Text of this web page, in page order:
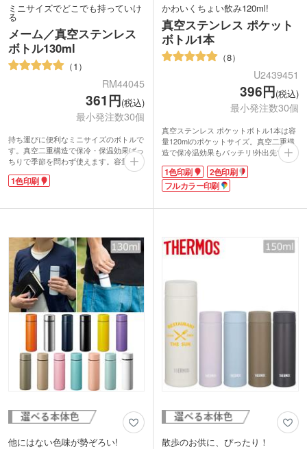
ミニサイズでどこでも持っていけ
る
メーム／真空ステンレス
ボトル130ml
1
RM44045
361円(税込)
最小発注数30個
持ち運びに便利なミニサイズのボトルで
す。真空二重構造で保冷・保温効果ばっ
ちりで季節を問わず使えます。容量約
130mlは、ミニサイズの缶コーヒー1本
分くらい。ランチのドリンク用やお散歩
すみカラーの3色を取り混ぜでお届け。
施設やイベントの来場特典などにいかが
でしょうか。
1色印刷
かわいくちょい飲み120ml!
真空ステンレス ポケット
ボトル1本
8
U2439451
396円(税込)
最小発注数30個
真空ステンレス ポケットボトル1本は容
量120mlのポケットサイズ。真空二重構
造で保冷温効果もバッチリ!外出先でも
小さめのバッグやポケットに収まるので
携帯に楽チン!シニアから若い女性層ま
プリ・お薬用に便利と話題沸騰です。パ
できちゃいますね。シンプルなブラッ
ク・ホワイト、ゴージャスなシャンパン
ルカラー印刷が可能。小ロットでオリジ
かがでしょうか。
1色印刷
2色印刷
フルカラー印刷
他にはない色味が勢ぞろい! 散歩のお供に、ぴったり！